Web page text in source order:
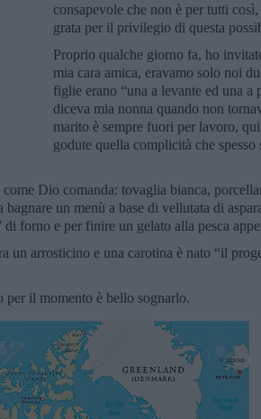
consapevole che non è per tutti
grata per il privilegio di questa
Proprio qualche giorno fa, ho
mia cara amica, eravamo solo noi
figlie erano “una a levante ed una a
diceva mia nonna quando non
marito è sempre fuori per lavoro,
godute quella complicità che spesso
Dio comanda: tovaglia bianca,
un menù a base di vellutata di
forno e per finire un gelato alla pesca
un arrosticino e una carotina è nato “il
per il momento è bello sognarlo.